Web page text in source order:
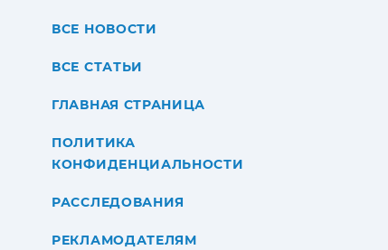
ВСЕ НОВОСТИ
ВСЕ СТАТЬИ
ГЛАВНАЯ СТРАНИЦА
ПОЛИТИКА
КОНФИДЕНЦИАЛЬНОСТИ
РАССЛЕДОВАНИЯ
РЕКЛАМОДАТЕЛЯМ